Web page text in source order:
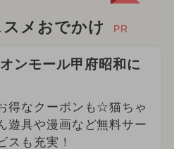
メおでかけ PR
ンモール甲府昭和に
得なクーポンも☆猫ちゃ
遊具や漫画など無料サー
スも充実！